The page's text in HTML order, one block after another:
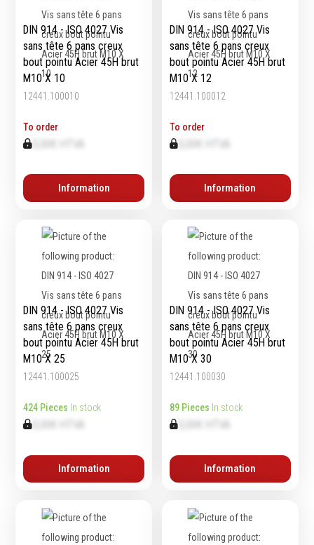
Protection &
Sécurité
Protection de la tête
Protection des yeux
Protection des oreilles
Protection des mains
Protection des pieds
Vêtements de travail
Chimie
Lubrifiants
Nettoyants
Dégrippants
Dégraissants
Colles
Frein filet
Marquage & Peintures
Isolants
d'atelier
Levage & transport
Pompes & Vérins
Soudage & Matériel
haute température
Travail du tube
Nettoyage & entretien
Tuyauterie et hydraulique
DIN 914 - ISO 4027 Vis
sans tête 6 pans creux
bout pointu Acier 45H brut
M10 X 10
12441.100010
To order
0,00€ HTVA
Information
DIN 914 - ISO 4027 Vis
sans tête 6 pans creux
bout pointu Acier 45H brut
M10 X 12
12441.100012
To order
Information
DIN 914 - ISO 4027 Vis
sans tête 6 pans creux
bout pointu Acier 45H brut
M10 X 25
12441.100025
424 Pieces In stock
0,00€ HTVA
Information
DIN 914 - ISO 4027 Vis
sans tête 6 pans creux
bout pointu Acier 45H brut
M10 X 30
12441.100030
89 Pieces In stock
Information